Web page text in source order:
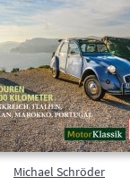
Michael Schröder